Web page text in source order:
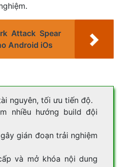
Attack Spear
Android iOs
nguyên, tối ưu tiến độ.
nhiều hướng build đội
gián đoạn trải nghiệm
và mở khóa nội dung